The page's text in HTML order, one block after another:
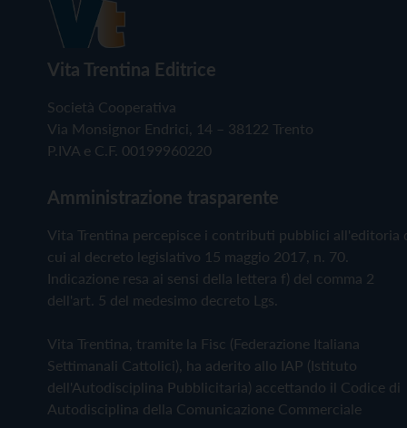
Vita Trentina Editrice
Società Cooperativa
Via Monsignor Endrici, 14 – 38122 Trento
P.IVA e C.F. 00199960220
Amministrazione trasparente
Vita Trentina percepisce i contributi pubblici all'editoria
cui al decreto legislativo 15 maggio 2017, n. 70.
Indicazione resa ai sensi della lettera f) del comma 2
dell'art. 5 del medesimo decreto Lgs.
Vita Trentina, tramite la Fisc (Federazione Italiana
Settimanali Cattolici), ha aderito allo IAP (Istituto
dell'Autodisciplina Pubblicitaria) accettando il Codice di
Autodisciplina della Comunicazione Commerciale